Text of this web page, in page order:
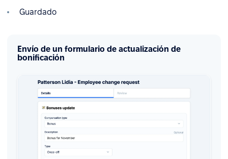
Guardado
Envío de un formulario de actualización de
bonificación